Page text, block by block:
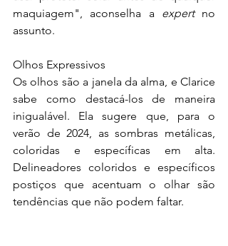
maquiagem", aconselha a expert no
assunto.
Olhos Expressivos
Os olhos são a janela da alma, e Clarice
sabe como destacá-los de maneira
inigualável. Ela sugere que, para o
verão de 2024, as sombras metálicas,
coloridas e específicas em alta.
Delineadores coloridos e específicos
postiços que acentuam o olhar são
tendências que não podem faltar.